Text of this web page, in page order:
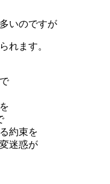
いのですが
れます。
約束を
迷惑が